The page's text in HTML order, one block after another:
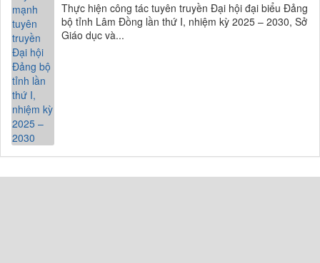
Thực hiện công tác tuyên truyền Đại hội đại biểu Đảng
bộ tỉnh Lâm Đồng lần thứ I, nhiệm kỳ 2025 – 2030, Sở
Giáo dục và...